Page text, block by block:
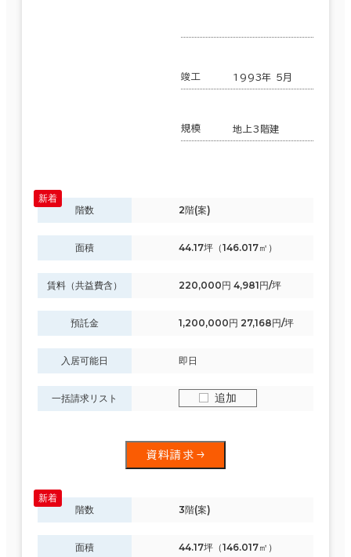
竣工 1993年 5月
規模 地上3階建
階数 2階(案)
面積 44.17坪（146.017㎡）
賃料（共益費含） 220,000円 4,981円/坪
預託金 1,200,000円 27,168円/坪
入居可能日 即日
一括請求リスト 追加
資料請求
階数 3階(案)
面積 44.17坪（146.017㎡）